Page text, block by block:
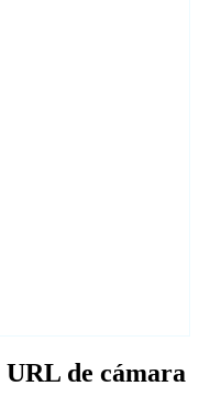
de cámara